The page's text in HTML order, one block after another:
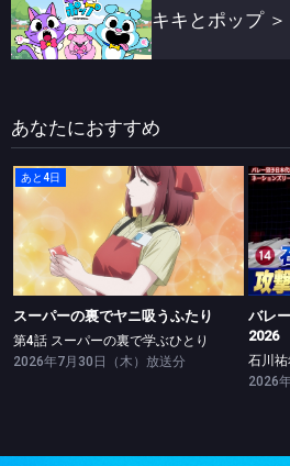
キキとポップ＞
あなたにおすすめ
あと4日
スーパーの裏でヤニ吸うふたり
第4話 スーパーの裏で学ぶひとり
スーパーの裏でヤニ吸うふたり
第4話 スーパーの裏で学ぶひとり
2026年7月30日（木）放送分
バ
バレ
2026
2026